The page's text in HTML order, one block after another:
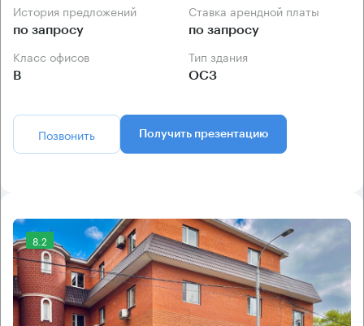
История предложений
по запросу
Ставка арендной платы
по запросу
Класс офисов
B
Тип здания
ОСЗ
Позвонить Получить презентацию
8.2